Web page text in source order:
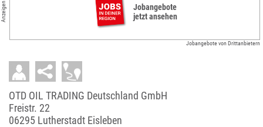
Anzeigen
Jobangebote
jetzt ansehen
Jobangebote von Drittanbietern
OTD OIL TRADING Deutschland GmbH
Freistr. 22
06295 Lutherstadt Eisleben